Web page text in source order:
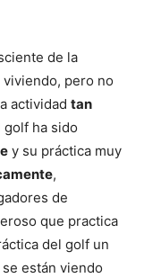
de la
pero no
actividad tan
golf ha sido
y su práctica muy
,
de
que practica
del golf un
están viendo